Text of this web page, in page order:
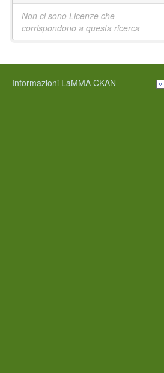
Non ci sono Licenze che
corrispondono a questa ricerca
Informazioni LaMMA CKAN